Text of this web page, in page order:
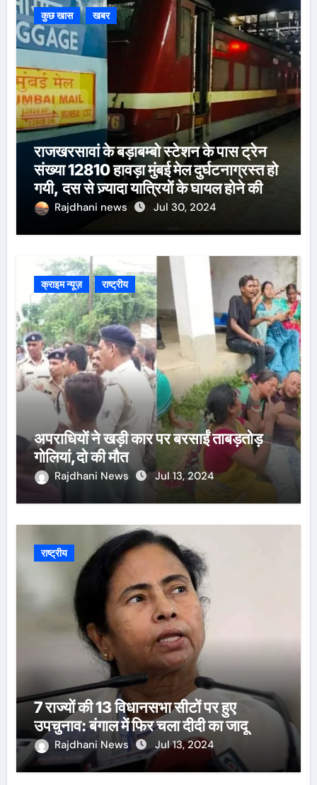
कुछ खास खबर
राजखरसावां के बड़ाबम्बो स्टेशन के पास ट्रेन
संख्या 12810 हावड़ा मुंबई मेल दुर्घटनाग्रस्त हो
गयी, दस से ज़्यादा यात्रियों के घायल होने की
खबर।सरायकेला के वरीय पदाधिकारी
Rajdhani news Jul 30, 2024
क्राइम न्यूज़ राष्ट्रीय
अपराधियों ने खड़ी कार पर बरसाईं ताबड़तोड़
गोलियां,दो की मौत
Rajdhani News Jul 13, 2024
राष्ट्रीय
7 राज्यों की 13 विधानसभा सीटों पर हुए
उपचुनाव: बंगाल में फिर चला दीदी का जादू
Rajdhani News Jul 13, 2024